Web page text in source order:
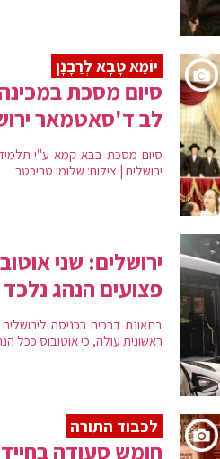
יוֹמָא טָבָא לְרַבָּנָן
סיום מסכת
לב ד'סאטמאר
סיום מסכת בבא קמא ע"י
ירושלים | צילום: שלומי טריכטר
פצועים הנהג נלכד
ראשונית עולה, כי אוטובוס ככל
לכבוד התורה
חומש סעודה